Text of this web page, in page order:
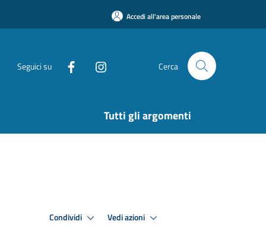
Accedi all'area personale
Seguici su Cerca
Tutti gli argomenti
Condividi Vedi azioni